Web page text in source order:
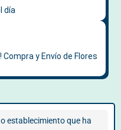
establecimiento que ha